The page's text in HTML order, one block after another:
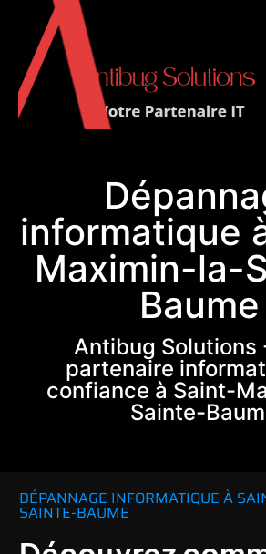
informatique
Maximin-la-
Baume
Antibug Solutions
partenaire
confiance à Saint-
Sainte-
DÉPANNAGE INFORMATIQUE À
SAINTE-BAUME